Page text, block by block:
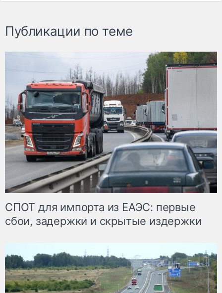
Публикации по теме
СПОТ для импорта из ЕАЭС: первые
сбои, задержки и скрытые издержки